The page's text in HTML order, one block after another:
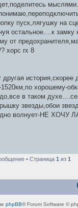
пуск,лягушку на
остальное....к замку
от
хорс rx 8
хорошему-
в таком
звезды,обои
волнует-НЕ
• Страница 1 из 1
phpBB® Forum Software ©